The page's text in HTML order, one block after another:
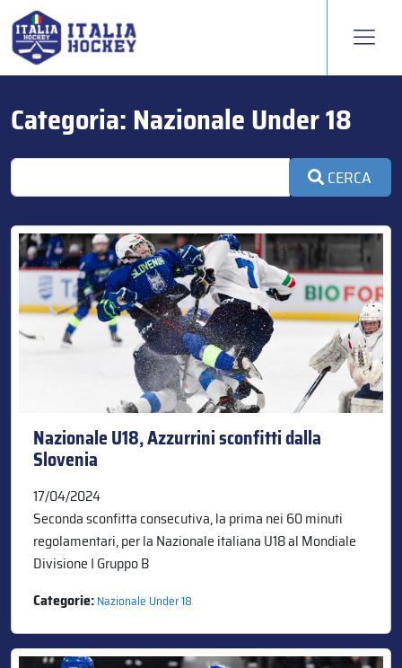
Categoria:Nazionale Under 18
CERCA
Nazionale U18, Azzurrini sconfitti dalla
Slovenia
17/04/2024
Seconda sconfitta consecutiva, la prima nei 60 minuti
regolamentari, per la Nazionale italiana U18 al Mondiale
Divisione I Gruppo B
Categorie:Nazionale Under 18